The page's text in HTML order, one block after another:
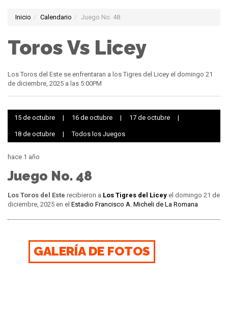
Inicio Calendario Juego No. 48
Toros Vs Licey
Los Toros del Este se enfrentaran a los Tigres del Licey el domingo 21
de diciembre, 2025 a las 5:00PM
15 de octubre | 16 de octubre | 17 de octubre |
18 de octubre | Todos los Juegos
hace 1 año
Juego No. 48
Los Toros del Este recibieron a Los Tigres del Licey el domingo 21 de
diciembre, 2025 en el Estadio Francisco A. Micheli de La Romana
GALERÍA DE FOTOS